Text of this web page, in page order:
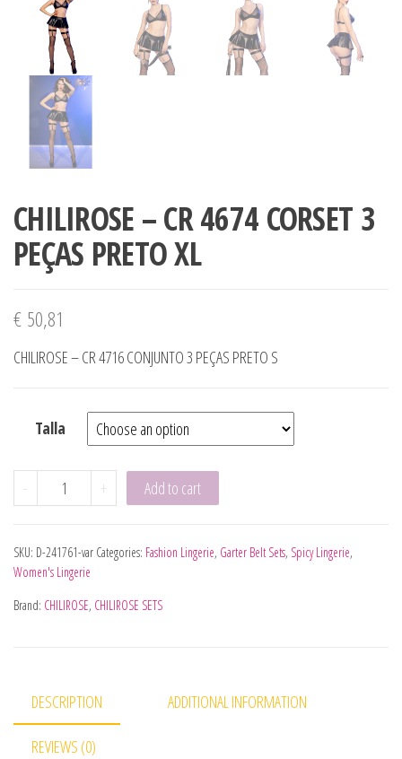
CHILIROSE – CR 4674 CORSET 3
PEÇAS PRETO XL
€ 50,81
CHILIROSE – CR 4716 CONJUNTO 3 PEÇAS PRETO S
Talla
- CHILIROSE - CR 4674 CORSET 3 PEÇAS PRETO XL quantity
+ Add to cart
SKU: D-241761-var Categories: Fashion Lingerie, Garter Belt Sets, Spicy Lingerie,
Women's Lingerie
Brand: CHILIROSE, CHILIROSE SETS
DESCRIPTION ADDITIONAL INFORMATION
REVIEWS (0)